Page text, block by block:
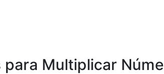
para Multiplicar